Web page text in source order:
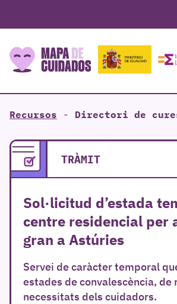
Recursos - Directori de
TRÀMIT
Sol·licitud d’estada
centre residencial per
gran a Astúries
Servei de caràcter temporal
estades de convalescència, de
necessitats dels cuidadors.